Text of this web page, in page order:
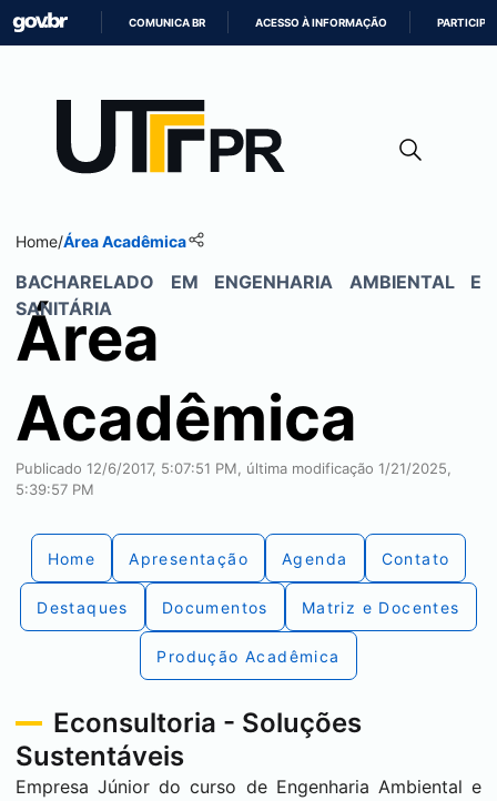
CONTEÚDO
COMUNICA BR ACESSO À INFORMAÇÃO PARTICIPE
Home/Área Acadêmica
BACHARELADO EM ENGENHARIA AMBIENTAL E
SANITÁRIA
Área
Acadêmica
Publicado 12/6/2017, 5:07:51 PM, última modificação 1/21/2025,
5:39:57 PM
Home Apresentação Agenda Contato
Destaques Documentos Matriz e Docentes
Produção Acadêmica
Econsultoria - Soluções
Sustentáveis
Empresa Júnior do curso de Engenharia Ambiental e